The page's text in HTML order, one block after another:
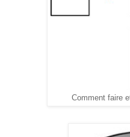
Comment faire